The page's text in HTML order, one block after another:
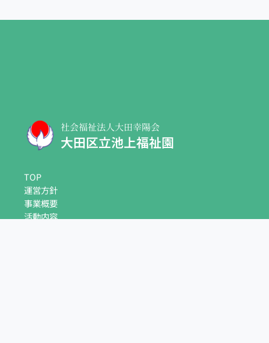
社会福祉法人大田幸陽会
大田区立池上福祉園
TOP
運営方針
事業概要
活動内容